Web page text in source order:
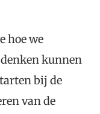
hoe we
kunnen
bij de
van de